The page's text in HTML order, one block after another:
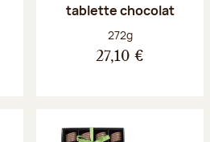
tablette chocolat
Poids net :
272g
27,10 €